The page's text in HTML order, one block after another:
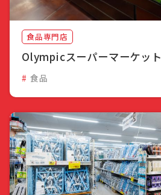
食品専門店
Olympicスーパーマーケット
食品